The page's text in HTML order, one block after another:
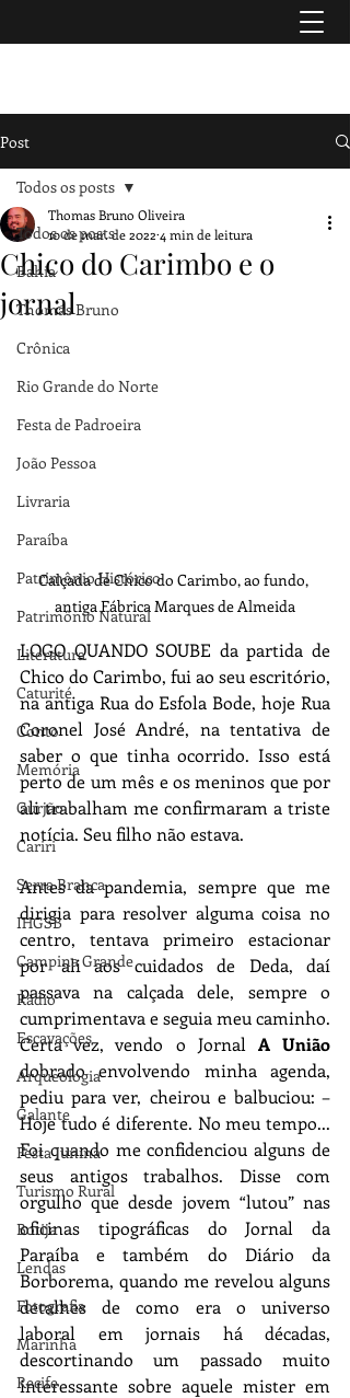
Post
Todos os posts
Bahia
Thomas Bruno
Crônica
Rio Grande do Norte
Festa de Padroeira
João Pessoa
Livraria
Paraíba
Patrimônio Histórico
Patrimônio Natural
Literatura
Caturité
Conto
Memória
Gurjão
Cariri
Serra Branca
IHGSB
Campina Grande
Rádio
Escavações
Arqueologia
Galante
Festa Junina
Turismo Rural
Botija
Lendas
Fotografia
Marinha
Recife
Todos os posts
Chico do Carimbo e o
jornal
Thomas Bruno Oliveira
10 de mar. de 2022 4 min de leitura
Calçada de Chico do Carimbo, ao fundo,
antiga Fábrica Marques de Almeida
LOGO QUANDO SOUBE da partida de
Chico do Carimbo, fui ao seu escritório,
na antiga Rua do Esfola Bode, hoje Rua
Coronel José André, na tentativa de
saber o que tinha ocorrido. Isso está
perto de um mês e os meninos que por
ali trabalham me confirmaram a triste
notícia. Seu filho não estava.
Antes da pandemia, sempre que me
dirigia para resolver alguma coisa no
centro, tentava primeiro estacionar
por ali aos cuidados de Deda, daí
passava na calçada dele, sempre o
cumprimentava e seguia meu caminho.
Certa vez, vendo o Jornal A União
dobrado envolvendo minha agenda,
pediu para ver, cheirou e balbuciou: ­–
Hoje tudo é diferente. No meu tempo...
Foi quando me confidenciou alguns de
seus antigos trabalhos. Disse com
orgulho que desde jovem “lutou” nas
oficinas tipográficas do Jornal da
Paraíba e também do Diário da
Borborema, quando me revelou alguns
detalhes de como era o universo
laboral em jornais há décadas,
descortinando um passado muito
interessante sobre aquele mister em